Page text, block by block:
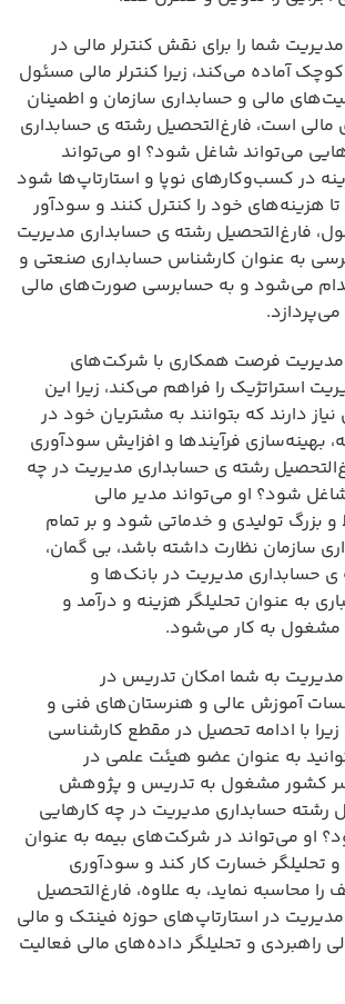
شما را برای نقش کنترلر مالی در
آماده می‌کند، زیرا کنترلر مالی مسئول
مالی و حسابداری سازمان و اطمینان
است، فارغ‌التحصیل رشته ی حسابداری
می‌تواند شاغل شود؟ او می‌تواند
در کسب‌وکارهای نوپا و استارتاپ‌ها شود
هزینه‌های خود را کنترل کنند و سودآور
فارغ‌التحصیل رشته ی حسابداری مدیریت
به عنوان کارشناس حسابداری صنعتی و
می‌شود و به حسابرسی صورت‌های مالی
مدیریت فرصت همکاری با شرکت‌های
استراتژیک را فراهم می‌کند، زیرا این
دارند که بتوانند به مشتریان خود در
بهینه‌سازی فرآیندها و افزایش سودآوری
رشته ی حسابداری مدیریت در چه
شود؟ او می‌تواند مدیر مالی
تولیدی و خدماتی شود و بر تمام
سازمان نظارت داشته باشد، بی گمان،
ی حسابداری مدیریت در بانک‌ها و
به عنوان تحلیلگر هزینه و درآمد و
مشغول به کار می‌شود.
به شما امکان تدریس در
آموزش عالی و هنرستان‌های فنی و
با ادامه تحصیل در مقطع کارشناسی
به عنوان عضو هیئت علمی در
کشور مشغول به تدریس و پژوهش
رشته حسابداری مدیریت در چه کارهایی
او می‌تواند در شرکت‌های بیمه به عنوان
تحلیلگر خسارت کار کند و سودآوری
را محاسبه نماید، به علاوه، فارغ‌التحصیل
در استارتاپ‌های حوزه فینتک و مالی
راهبردی و تحلیلگر داده‌های مالی فعالیت